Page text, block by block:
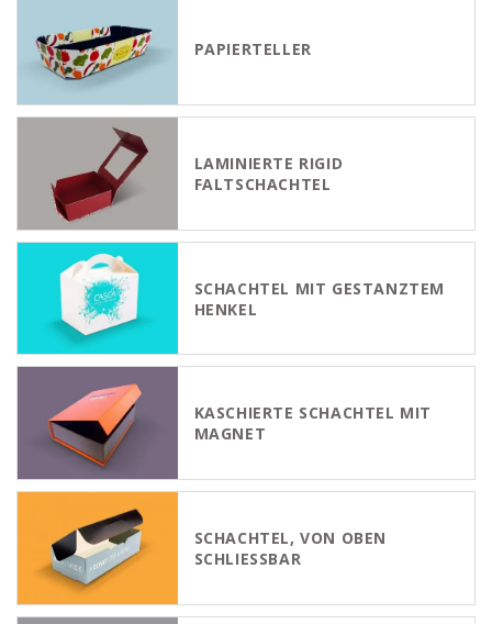
PAPIERTELLER
LAMINIERTE RIGID
FALTSCHACHTEL
SCHACHTEL MIT GESTANZTEM
HENKEL
KASCHIERTE SCHACHTEL MIT
MAGNET
SCHACHTEL, VON OBEN
SCHLIESSBAR